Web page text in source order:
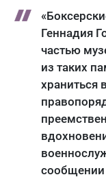
Геннадия
частью
из таких
храниться